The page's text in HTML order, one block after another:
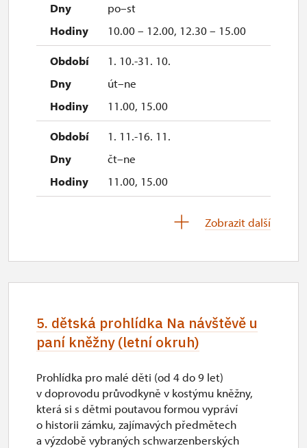
po–st
10.00 – 12.00, 12.30 – 15.00
1. 10.-31. 10.
út–ne
11.00, 15.00
1. 11.-16. 11.
čt–ne
11.00, 15.00
18. 11.-31. 12.
11.00, 15.00
Zobrazit další
5. dětská prohlídka Na návštěvě u
paní kněžny (letní okruh)
Prohlídka pro malé děti (od 4 do 9 let)
v doprovodu průvodkyně v kostýmu kněžny,
která si s dětmi poutavou formou vypráví
o historii zámku, zajímavých předmětech
a výzdobě vybraných schwarzenberských